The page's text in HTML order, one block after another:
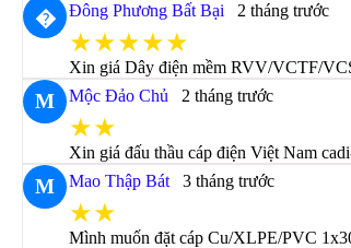
� Đông Phương Bất Bại 2 tháng trước
★★★★★
Xin giá Dây điện mềm RVV/VCTF/
M Mộc Đảo Chủ 2 tháng trước
★★
Xin giá đấu thầu cáp điện Việt Nam
M Mao Thập Bát 3 tháng trước
★★
Mình muốn đặt cáp Cu/XLPE/PVC